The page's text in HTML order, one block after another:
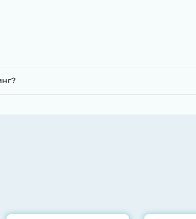
оборудовании с проверкой памяти,
часов для проверки стабильности всех